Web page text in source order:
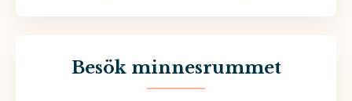
Besök minnesrummet